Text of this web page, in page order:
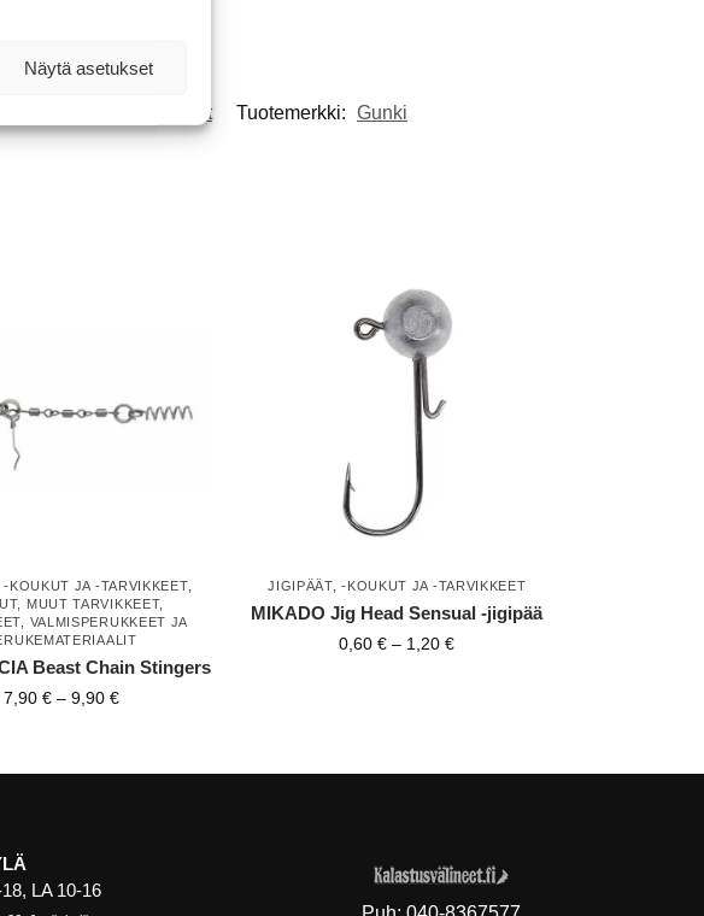
Näytä asetukset
Pientarvikkeet Tuotemerkki: Gunki
KOUKUT JA -TARVIKKEET,
, MUUT TARVIKKEET,
VALMISPERUKKEET JA
Beast Chain Stingers
7,90 € – 9,90 €
JIGIPÄÄT, -KOUKUT JA -TARVIKKEET
MIKADO Jig Head Sensual -jigipää
0,60€ – 1,20€
LA 10-16